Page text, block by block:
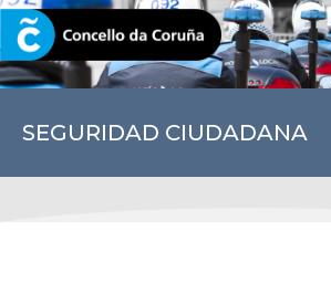
SEGURIDAD CIUDADANA
CORUNA.GAL